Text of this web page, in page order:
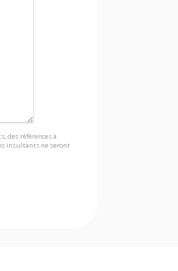
des références à
insultants ne seront